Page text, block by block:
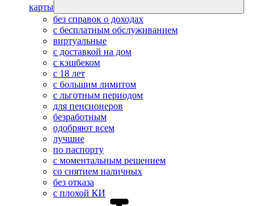
карты
без справок о доходах
с бесплатным обслуживанием
виртуальные
с доставкой на дом
с кэшбеком
с 18 лет
с большим лимитом
с льготным периодом
для пенсионеров
безработным
одобряют всем
лучшие
по паспорту
с моментальным решением
со снятием наличных
без отказа
с плохой КИ